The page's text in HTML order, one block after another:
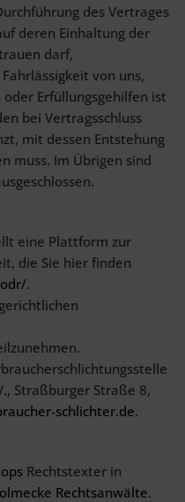
des Vertrages
deren Einhaltung der
darf,
von uns,
Erfüllungsgehilfen ist
bei Vertragsschluss
mit dessen Entstehung
muss. Im Übrigen sind
eine Plattform zur
die Sie hier finden
.
Straßburger Straße 8,
schlichter.de.
Rechtstexter in
Rechtsanwälte.